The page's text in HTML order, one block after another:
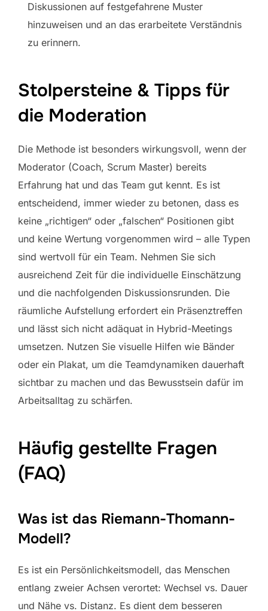
Diskussionen auf festgefahrene Muster
hinzuweisen und an das erarbeitete Verständnis
zu erinnern.
Stolpersteine & Tipps für
die Moderation
Die Methode ist besonders wirkungsvoll, wenn der
Moderator (Coach, Scrum Master) bereits
Erfahrung hat und das Team gut kennt. Es ist
entscheidend, immer wieder zu betonen, dass es
keine „richtigen“ oder „falschen“ Positionen gibt
und keine Wertung vorgenommen wird – alle Typen
sind wertvoll für ein Team. Nehmen Sie sich
ausreichend Zeit für die individuelle Einschätzung
und die nachfolgenden Diskussionsrunden. Die
räumliche Aufstellung erfordert ein Präsenztreffen
und lässt sich nicht adäquat in Hybrid-Meetings
umsetzen. Nutzen Sie visuelle Hilfen wie Bänder
oder ein Plakat, um die Teamdynamiken dauerhaft
sichtbar zu machen und das Bewusstsein dafür im
Arbeitsalltag zu schärfen.
Häufig gestellte Fragen
(FAQ)
Was ist das Riemann-Thomann-
Modell?
Es ist ein Persönlichkeitsmodell, das Menschen
entlang zweier Achsen verortet: Wechsel vs. Dauer
und Nähe vs. Distanz. Es dient dem besseren